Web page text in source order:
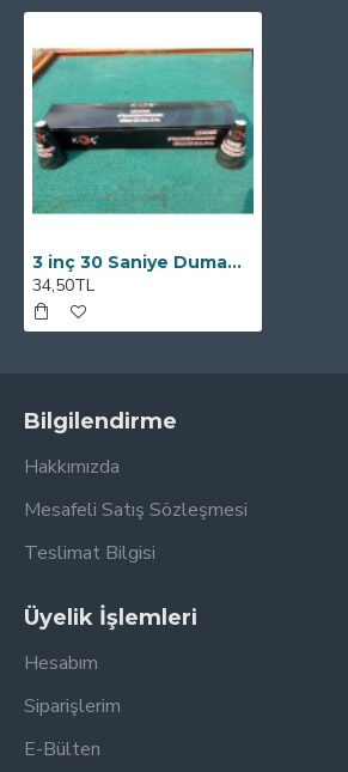
3 inç 30 Saniye Dumansız Silver Volkan
34,50TL
Bilgilendirme
Hakkımızda
Mesafeli Satış Sözleşmesi
Teslimat Bilgisi
Üyelik İşlemleri
Hesabım
Siparişlerim
E-Bülten